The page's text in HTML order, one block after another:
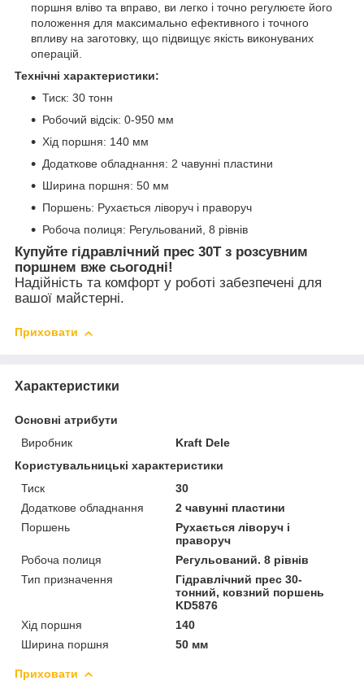
поршня вліво та вправо, ви легко і точно регулюєте його
положення для максимально ефективного і точного
впливу на заготовку, що підвищує якість виконуваних
операцій.
Технічні характеристики:
Тиск: 30 тонн
Робочий відсік: 0-950 мм
Хід поршня: 140 мм
Додаткове обладнання: 2 чавунні пластини
Ширина поршня: 50 мм
Поршень: Рухається ліворуч і праворуч
Робоча полиця: Регульований, 8 рівнів
Купуйте гідравлічний прес 30T з розсувним
поршнем вже сьогодні!
Надійність та комфорт у роботі забезпечені для
вашої майстерні.
Приховати
Характеристики
Основні атрибути
Виробник
Kraft Dele
Користувальницькі характеристики
Тиск
30
Додаткове обладнання
2 чавунні пластини
Поршень
Рухається ліворуч і
праворуч
Робоча полиця
Регульований. 8 рівнів
Тип призначення
Гідравлічний прес 30-
тонний, ковзний поршень
KD5876
Хід поршня
140
Ширина поршня
50 мм
Приховати